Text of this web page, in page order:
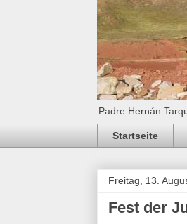
Padre Hernán
Startseite
Freitag, 13.
Fest der